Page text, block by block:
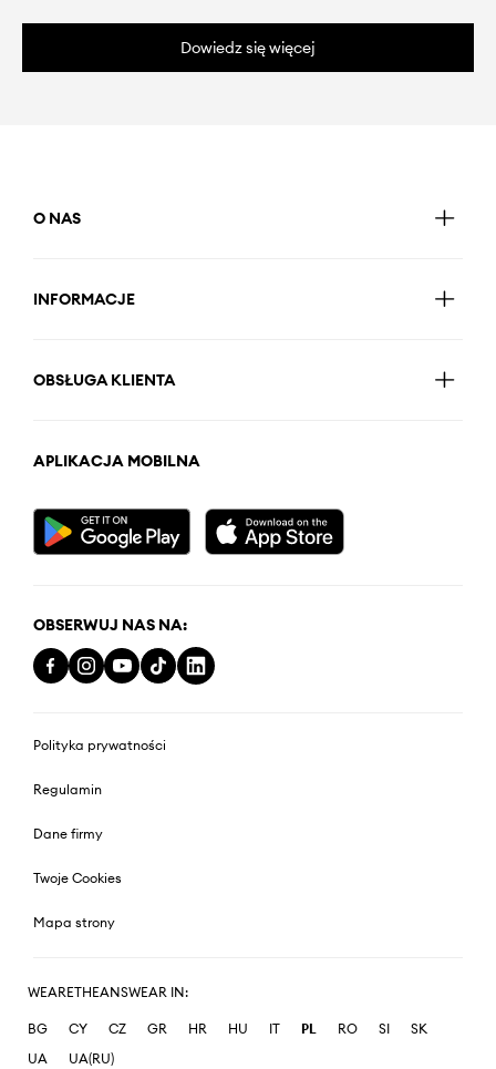
Dowiedz się więcej
O NAS
INFORMACJE
OBSŁUGA KLIENTA
APLIKACJA MOBILNA
OBSERWUJ NAS NA:
Polityka prywatności
Regulamin
Dane firmy
Twoje Cookies
Mapa strony
WEARETHEANSWEAR IN:
BG CY CZ GR HR HU IT PL RO SI
SK
UA
UA(RU)